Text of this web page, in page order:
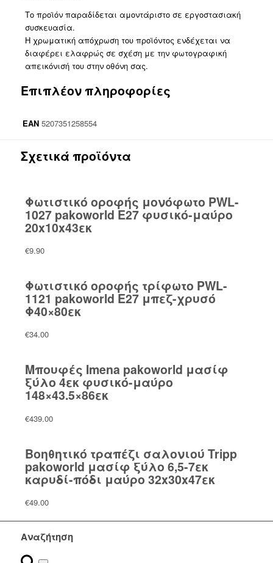
Το προϊόν παραδίδεται αμοντάριστο σε εργοστασιακή
συσκευασία.
Η χρωματική απόχρωση του προϊόντος ενδέχεται να
διαφέρει ελαφρώς σε σχέση με την φωτογραφική
απεικόνισή του στην οθόνη σας.
Επιπλέον πληροφορίες
EAN 5207351258554
Σχετικά προϊόντα
Φωτιστικό οροφής μονόφωτο PWL-
1027 pakoworld Ε27 φυσικό-μαύρο
20x10x43εκ
€9.90
Φωτιστικό οροφής τρίφωτο PWL-
1121 pakoworld Ε27 μπεζ-χρυσό
Φ40×80εκ
€34.00
Μπουφές Imena pakoworld μασίφ
ξύλο 4εκ φυσικό-μαύρο
148×43.5×86εκ
€439.00
Βοηθητικό τραπέζι σαλονιού Tripp
pakoworld μασίφ ξύλο 6,5-7εκ
καρυδί-πόδι μαύρο 32x30x47εκ
€49.00
Αναζήτηση